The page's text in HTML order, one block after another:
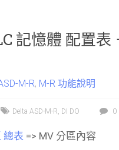
記憶體 配置表
M-R, M-R 功能說明
Delta ASD-M-R DI DO 0
總表 => MV 分區內容